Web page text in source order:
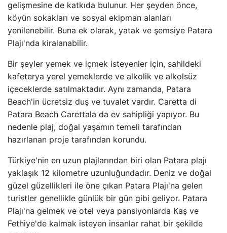
gelişmesine de katkıda bulunur. Her şeyden önce,
köyün sokakları ve sosyal ekipman alanları
yenilenebilir. Buna ek olarak, yatak ve şemsiye Patara
Plajı'nda kiralanabilir.
Bir şeyler yemek ve içmek isteyenler için, sahildeki
kafeterya yerel yemeklerde ve alkolik ve alkolsüz
içeceklerde satılmaktadır. Aynı zamanda, Patara
Beach'in ücretsiz duş ve tuvalet vardır. Caretta di
Patara Beach Carettala da ev sahipliği yapıyor. Bu
nedenle plaj, doğal yaşamın temeli tarafından
hazırlanan proje tarafından korundu.
Türkiye'nin en uzun plajlarından biri olan Patara plajı
yaklaşık 12 kilometre uzunluğundadır. Deniz ve doğal
güzel güzellikleri ile öne çıkan Patara Plajı'na gelen
turistler genellikle günlük bir gün gibi geliyor. Patara
Plajı'na gelmek ve otel veya pansiyonlarda Kaş ve
Fethiye'de kalmak isteyen insanlar rahat bir şekilde